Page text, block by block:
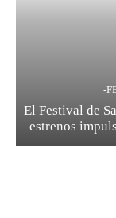
-
El Festival de
estrenos